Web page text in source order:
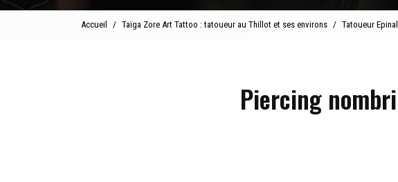
Accueil Taïga Zore Art Tattoo : tatoueur au Thillot et ses environs Tatoueur
Piercing